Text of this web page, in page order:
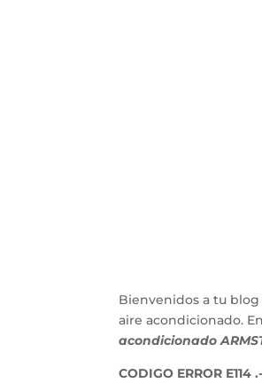
Bienvenidos a tu
aire acondicionado.
acondicionado
CODIGO ERROR E114 .-